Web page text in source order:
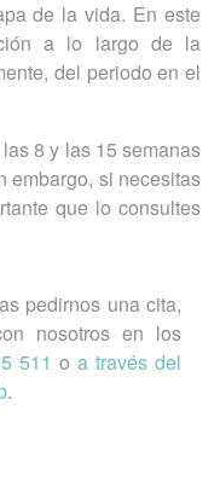
de la vida. En este
a lo largo de la
del periodo en el
8 y las 15 semanas
embargo, si necesitas
que lo consultes
pedirnos una cita,
nosotros en los
511 o a través del
.